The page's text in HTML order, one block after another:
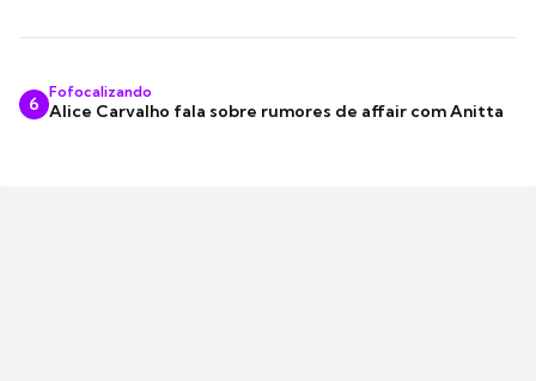
6
Fofocalizando
Alice Carvalho fala sobre rumores de affair com Anitta